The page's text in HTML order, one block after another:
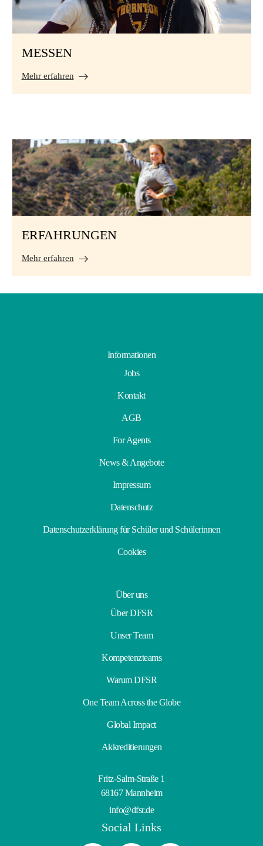
MESSEN
Mehr erfahren
ERFAHRUNGEN
Mehr erfahren
Informationen
Jobs
Kontakt
AGB
For Agents
News & Angebote
Impressum
Datenschutz
Datenschutzerklärung für Schüler und Schülerinnen
Cookies
Über uns
Über DFSR
Unser Team
Kompetenzteams
Warum DFSR
One Team Across the Globe
Global Impact
Akkreditierungen
Fritz-Salm-Straße 1
68167 Mannheim
info@dfsr.de
Social Links